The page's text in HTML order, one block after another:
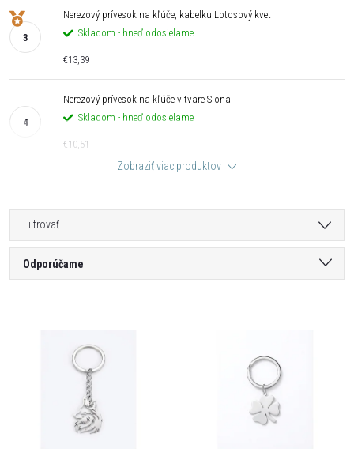
Nerezový prívesok na kľúče, kabelku Lotosový kvet
Skladom - hneď odosielame
€13,39
Nerezový prívesok na kľúče v tvare Slona
Skladom - hneď odosielame
€10,51
Zobraziť viac produktov
Filtrovať
ROdporúčame
Najpredávanejšie